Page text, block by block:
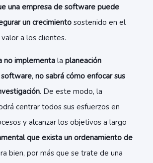
una empresa de software puede
un crecimiento sostenido en el
a los clientes.
no implementa la planeación
, no sabrá cómo enfocar sus
. De este modo, la
centrar todos sus esfuerzos en
y alcanzar los objetivos a largo
que exista un ordenamiento de
bien, por más que se trate de una